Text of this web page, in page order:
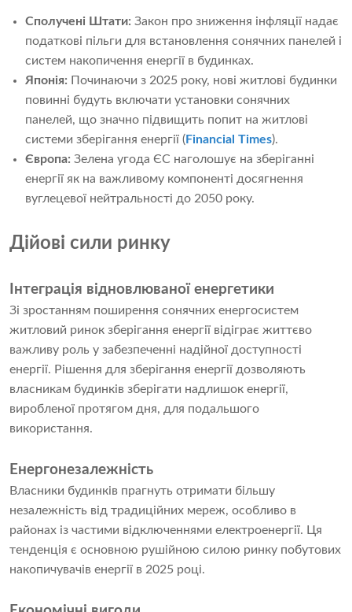
Сполучені Штати: Закон про зниження інфляції надає
податкові пільги для встановлення сонячних панелей і
систем накопичення енергії в будинках.
Японія: Починаючи з 2025 року, нові житлові будинки
повинні будуть включати установки сонячних
панелей, що значно підвищить попит на житлові
системи зберігання енергії (Financial Times).
Європа: Зелена угода ЄС наголошує на зберіганні
енергії як на важливому компоненті досягнення
вуглецевої нейтральності до 2050 року.
Дійові сили ринку
Інтеграція відновлюваної енергетики
Зі зростанням поширення сонячних енергосистем
житловий ринок зберігання енергії відіграє життєво
важливу роль у забезпеченні надійної доступності
енергії. Рішення для зберігання енергії дозволяють
власникам будинків зберігати надлишок енергії,
виробленої протягом дня, для подальшого
використання.
Енергонезалежність
Власники будинків прагнуть отримати більшу
незалежність від традиційних мереж, особливо в
районах із частими відключеннями електроенергії. Ця
тенденція є основною рушійною силою ринку побутових
накопичувачів енергії в 2025 році.